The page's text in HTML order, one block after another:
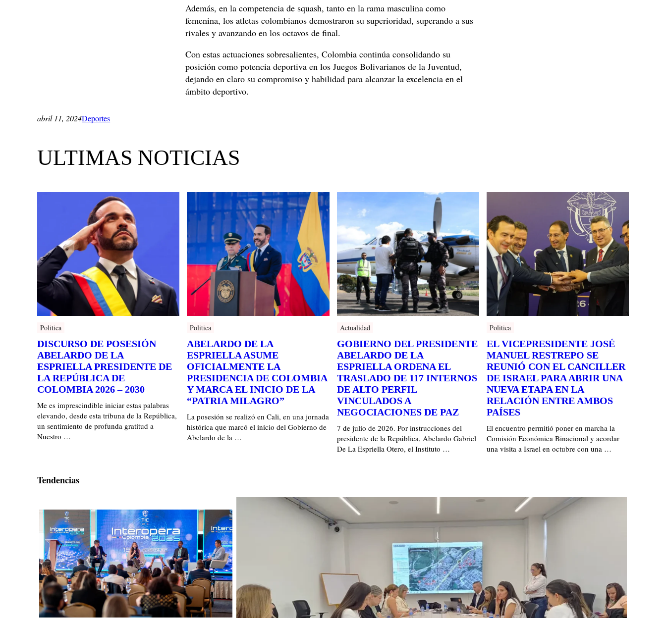
Además, en la competencia de squash, tanto en la rama masculina como
femenina, los atletas colombianos demostraron su superioridad, superando a sus
rivales y avanzando en los octavos de final.
Con estas actuaciones sobresalientes, Colombia continúa consolidando su
posición como potencia deportiva en los Juegos Bolivarianos de la Juventud,
dejando en claro su compromiso y habilidad para alcanzar la excelencia en el
ámbito deportivo.
abril 11, 2024Deportes
ULTIMAS NOTICIAS
Politica
DISCURSO DE POSESIÓN
ABELARDO DE LA
ESPRIELLA PRESIDENTE DE
LA REPÚBLICA DE
COLOMBIA 2026 – 2030
Me es imprescindible iniciar estas palabras
elevando, desde esta tribuna de la República,
un sentimiento de profunda gratitud a
Nuestro …
Politica
ABELARDO DE LA
ESPRIELLA ASUME
OFICIALMENTE LA
PRESIDENCIA DE COLOMBIA
Y MARCA EL INICIO DE LA
“PATRIA MILAGRO”
La posesión se realizó en Cali, en una jornada
histórica que marcó el inicio del Gobierno de
Abelardo de la …
Actualidad
GOBIERNO DEL PRESIDENTE
ABELARDO DE LA
ESPRIELLA ORDENA EL
TRASLADO DE 117 INTERNOS
DE ALTO PERFIL
VINCULADOS A
NEGOCIACIONES DE PAZ
7 de julio de 2026. Por instrucciones del
presidente de la República, Abelardo Gabriel
De La Espriella Otero, el Instituto …
Politica
EL VICEPRESIDENTE JOSÉ
MANUEL RESTREPO SE
REUNIÓ CON EL CANCILLER
DE ISRAEL PARA ABRIR UNA
NUEVA ETAPA EN LA
RELACIÓN ENTRE AMBOS
PAÍSES
El encuentro permitió poner en marcha la
Comisión Económica Binacional y acordar
una visita a Israel en octubre con una …
Tendencias